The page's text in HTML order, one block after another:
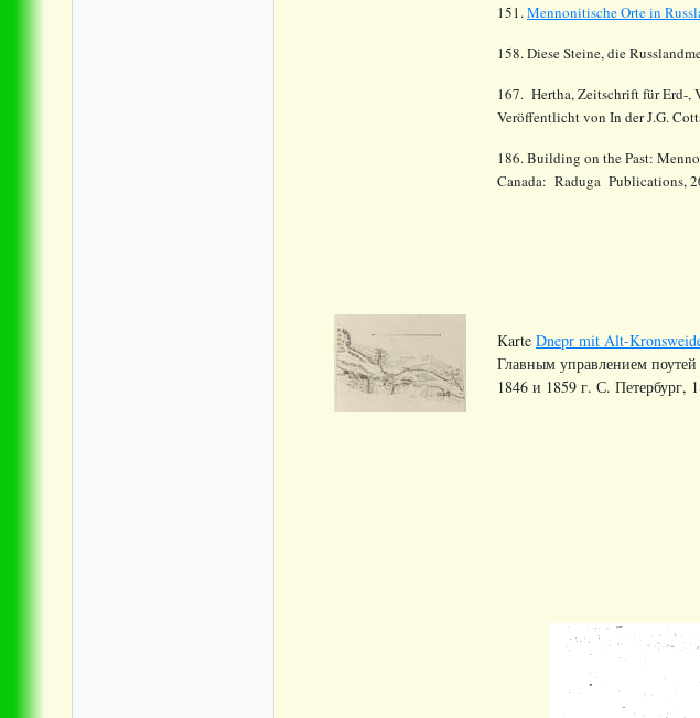
151.Mennonitische Orte in
158. Diese Steine, die
167. Hertha, Zeitschrift für Erd-,
Veröffentlicht von In der J.G.
186. Building on the Past:
Canada: Raduga Publications,
Karte Dnepr mit Alt-
Главным управлением
1846 и 1859 г. С.